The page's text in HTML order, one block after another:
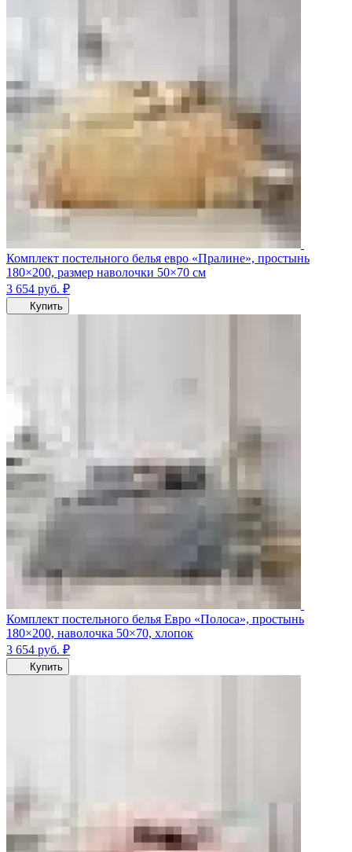
Комплект постельного белья евро «Пралине», простынь
180×200, размер наволочки 50×70 см
3 654 руб. ₽
Купить
Комплект постельного белья Евро «Полоса», простынь
180×200, наволочка 50×70, хлопок
3 654 руб. ₽
Купить